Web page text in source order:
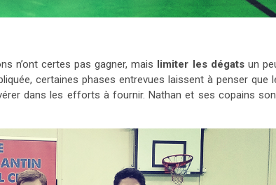
n’ont certes pas gagner, mais limiter les dégatsun
certaines phases entrevues laissent à penser que
dans les efforts à fournir. Nathan et ses copains